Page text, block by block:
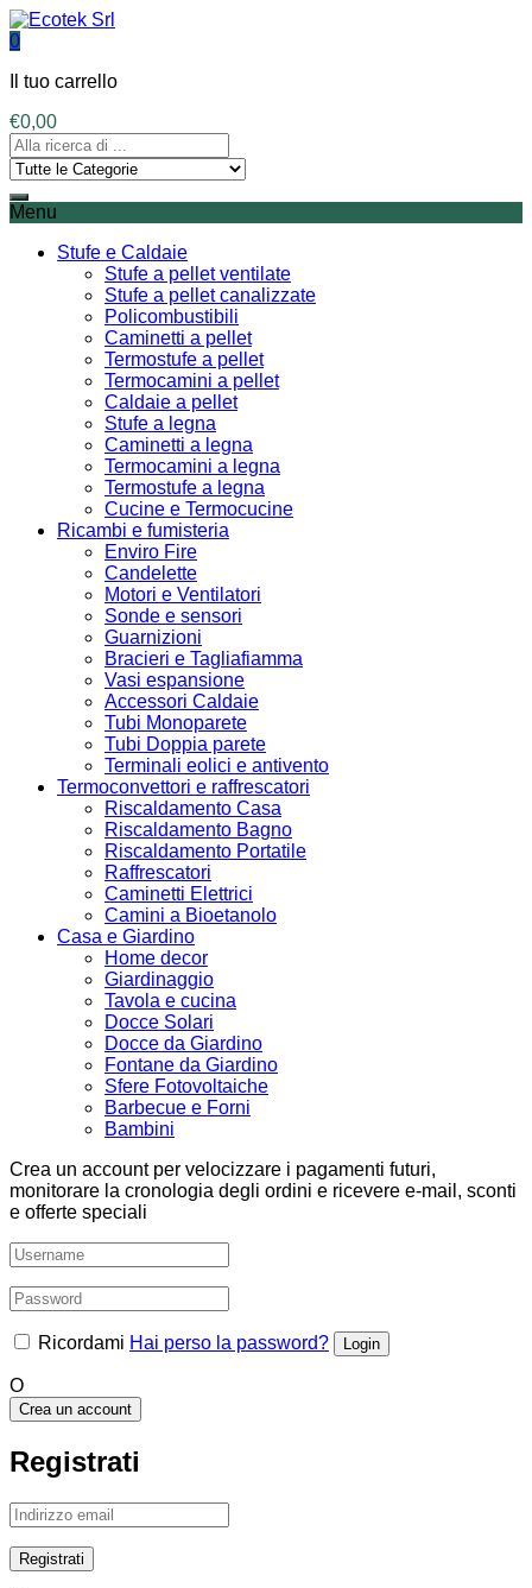
0
Il tuo carrello
€0,00
Menu
Stufe e Caldaie
Stufe a pellet ventilate
Stufe a pellet canalizzate
Policombustibili
Caminetti a pellet
Termostufe a pellet
Termocamini a pellet
Caldaie a pellet
Stufe a legna
Caminetti a legna
Termocamini a legna
Termostufe a legna
Cucine e Termocucine
Ricambi e fumisteria
Enviro Fire
Candelette
Motori e Ventilatori
Sonde e sensori
Guarnizioni
Bracieri e Tagliafiamma
Vasi espansione
Accessori Caldaie
Tubi Monoparete
Tubi Doppia parete
Terminali eolici e antivento
Termoconvettori e raffrescatori
Riscaldamento Casa
Riscaldamento Bagno
Riscaldamento Portatile
Raffrescatori
Caminetti Elettrici
Camini a Bioetanolo
Casa e Giardino
Home decor
Giardinaggio
Tavola e cucina
Docce Solari
Docce da Giardino
Fontane da Giardino
Sfere Fotovoltaiche
Barbecue e Forni
Bambini
Crea un account per velocizzare i pagamenti futuri,
monitorare la cronologia degli ordini e ricevere e-mail, sconti
e offerte speciali
Ricordami Hai perso la password?
O
Crea un account
Registrati